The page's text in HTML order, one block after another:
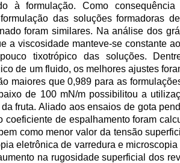
à formulação. Como consequência
das soluções formadoras
foram similares. Na análise dos
a viscosidade manteve-se constante
tixotrópico das soluções.
de um fluido, os melhores ajustes
maiores que 0,989 para as
de 100 mN/m possibilitou a
fruta. Aliado aos ensaios de gota
de espalhamento foram
como menor valor da tensão
eletrônica de varredura e microscopia
na rugosidade superficial dos